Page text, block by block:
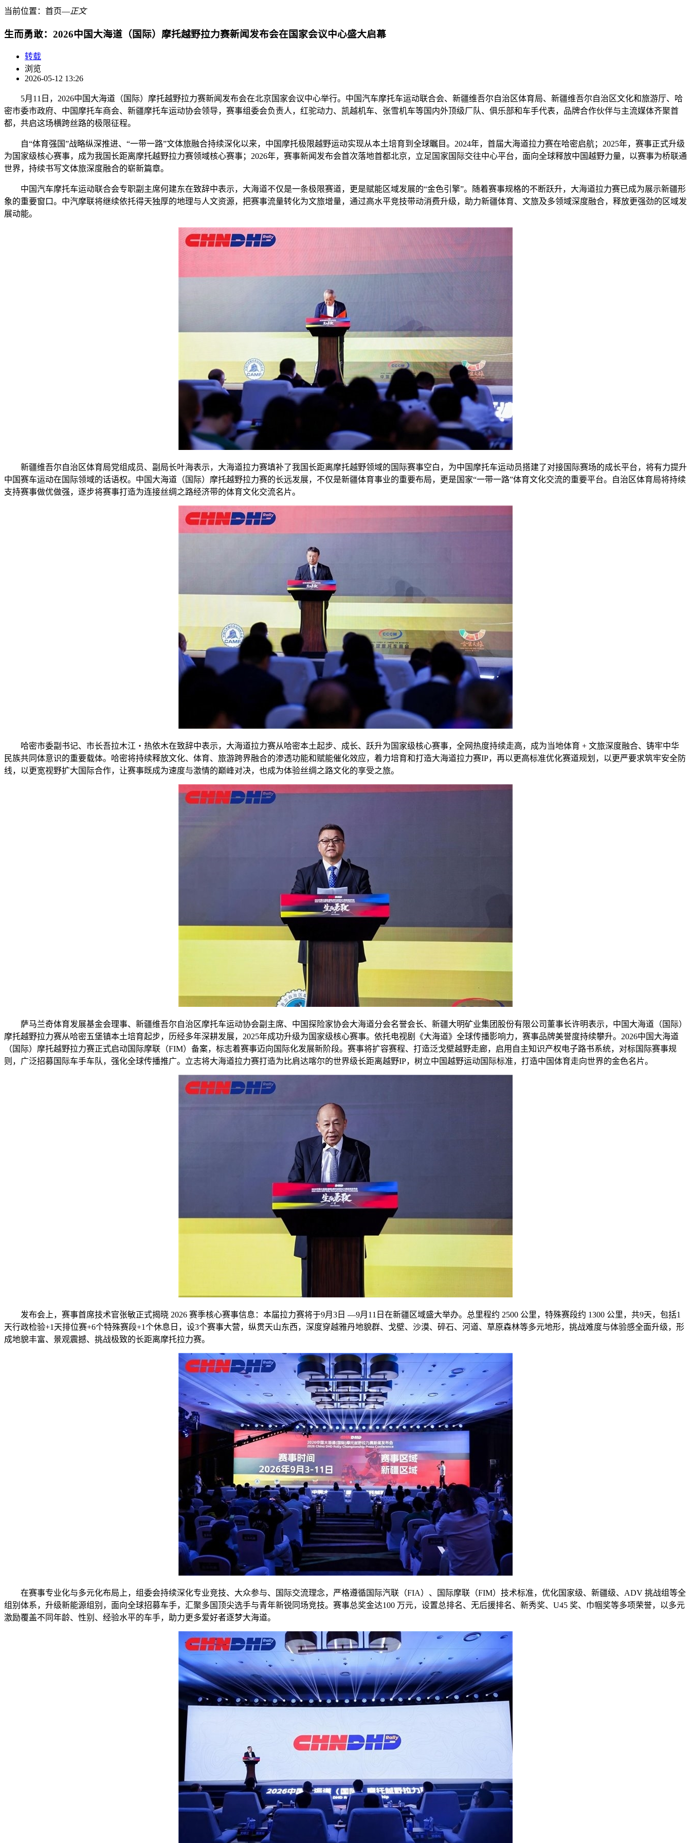
当前位置： 首页―正文
生而勇敢：2026中国大海道（国际）摩托越野拉力赛新闻发布会在国家会议中心盛大启幕
转载
浏览
2026-05-12 13:26
5月11日，2026中国大海道（国际）摩托越野拉力赛新闻发布会在北京国家会议中心举行。中国汽车摩托车运动联合会、新疆维吾尔自治区体育局、新疆维吾尔自治区文化和旅游厅、哈
密市委市政府、中国摩托车商会、新疆摩托车运动协会领导，赛事组委会负责人，红驼动力、凯越机车、张雪机车等国内外顶级厂队、俱乐部和车手代表，品牌合作伙伴与主流媒体齐聚首
都，共启这场横跨丝路的极限征程。
自“体育强国”战略纵深推进、“一带一路”文体旅融合持续深化以来，中国摩托极限越野运动实现从本土培育到全球瞩目。2024年，首届大海道拉力赛在哈密启航；2025年，赛事正式升级
为国家级核心赛事，成为我国长距离摩托越野拉力赛领域核心赛事；2026年，赛事新闻发布会首次落地首都北京，立足国家国际交往中心平台，面向全球释放中国越野力量，以赛事为桥联通
世界，持续书写文体旅深度融合的崭新篇章。
中国汽车摩托车运动联合会专职副主席何建东在致辞中表示，大海道不仅是一条极限赛道，更是赋能区域发展的“金色引擎”。随着赛事规格的不断跃升，大海道拉力赛已成为展示新疆形
象的重要窗口。中汽摩联将继续依托得天独厚的地理与人文资源，把赛事流量转化为文旅增量，通过高水平竞技带动消费升级，助力新疆体育、文旅及多领域深度融合，释放更强劲的区域发
展动能。
新疆维吾尔自治区体育局党组成员、副局长叶海表示，大海道拉力赛填补了我国长距离摩托越野领域的国际赛事空白，为中国摩托车运动员搭建了对接国际赛场的成长平台，将有力提升
中国赛车运动在国际领域的话语权。中国大海道（国际）摩托越野拉力赛的长远发展，不仅是新疆体育事业的重要布局，更是国家“一带一路”体育文化交流的重要平台。自治区体育局将持续
支持赛事做优做强，逐步将赛事打造为连接丝绸之路经济带的体育文化交流名片。
哈密市委副书记、市长吾拉木江・热依木在致辞中表示，大海道拉力赛从哈密本土起步、成长、跃升为国家级核心赛事，全网热度持续走高，成为当地体育 + 文旅深度融合、铸牢中华
民族共同体意识的重要载体。哈密将持续释放文化、体育、旅游跨界融合的渗透功能和赋能催化效应，着力培育和打造大海道拉力赛IP，再以更高标准优化赛道规划，以更严要求筑牢安全防
线，以更宽视野扩大国际合作，让赛事既成为速度与激情的巅峰对决，也成为体验丝绸之路文化的享受之旅。
萨马兰奇体育发展基金会理事、新疆维吾尔自治区摩托车运动协会副主席、中国探险家协会大海道分会名誉会长、新疆大明矿业集团股份有限公司董事长许明表示，中国大海道（国际）
摩托越野拉力赛从哈密五堡镇本土培育起步，历经多年深耕发展，2025年成功升级为国家级核心赛事。依托电视剧《大海道》全球传播影响力，赛事品牌美誉度持续攀升。2026中国大海道
（国际）摩托越野拉力赛正式启动国际摩联（FIM）备案，标志着赛事迈向国际化发展新阶段。赛事将扩容赛程、打造泛戈壁越野走廊，启用自主知识产权电子路书系统，对标国际赛事规
则，广泛招募国际车手车队，强化全球传播推广。立志将大海道拉力赛打造为比肩达喀尔的世界级长距离越野IP，树立中国越野运动国际标准，打造中国体育走向世界的金色名片。
发布会上，赛事首席技术官张敏正式揭晓 2026 赛季核心赛事信息：本届拉力赛将于9月3日 —9月11日在新疆区域盛大举办。总里程约 2500 公里，特殊赛段约 1300 公里，共9天，包括1
天行政检验+1天排位赛+6个特殊赛段+1个休息日，设3个赛事大营，纵贯天山东西，深度穿越雅丹地貌群、戈壁、沙漠、碎石、河道、草原森林等多元地形，挑战难度与体验感全面升级，形
成地貌丰富、景观震撼、挑战极致的长距离摩托拉力赛。
在赛事专业化与多元化布局上，组委会持续深化专业竞技、大众参与、国际交流理念，严格遵循国际汽联（FIA）、国际摩联（FIM）技术标准，优化国家级、新疆级、ADV 挑战组等全
组别体系，升级新能源组别，面向全球招募车手，汇聚多国顶尖选手与青年新锐同场竞技。赛事总奖金达100 万元，设置总排名、无后援排名、新秀奖、U45 奖、巾帼奖等多项荣誉，以多元
激励覆盖不同年龄、性别、经验水平的车手，助力更多爱好者逐梦大海道。